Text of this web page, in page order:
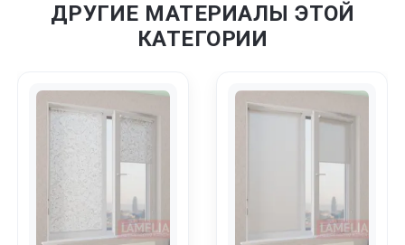
ДРУГИЕ МАТЕРИАЛЫ ЭТОЙ
КАТЕГОРИИ